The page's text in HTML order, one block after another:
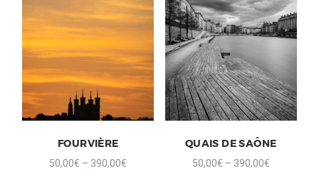
FOURVIÈRE
50,00€ – 390,00€
QUAIS DE SAÔNE
50,00€ – 390,00€